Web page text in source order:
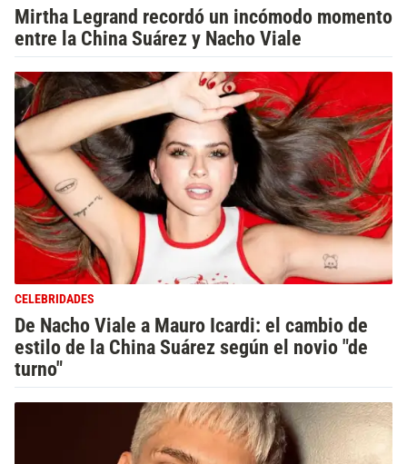
Mirtha Legrand recordó un incómodo momento
entre la China Suárez y Nacho Viale
CELEBRIDADES
De Nacho Viale a Mauro Icardi: el cambio de
estilo de la China Suárez según el novio "de
turno"